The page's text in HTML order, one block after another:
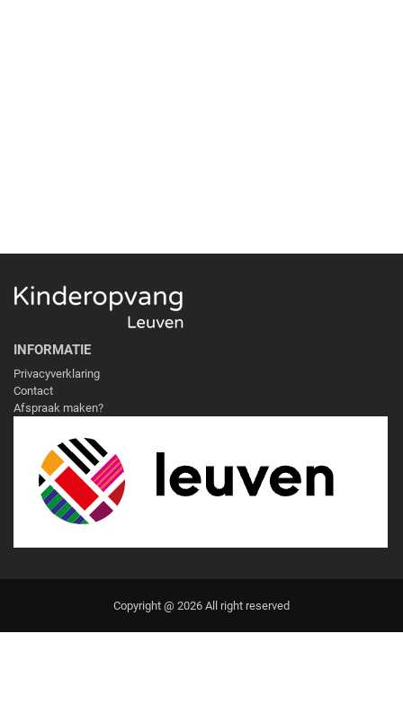
INFORMATIE
Privacyverklaring
Contact
Afspraak maken?
Copyright @ 2026 All right reserved